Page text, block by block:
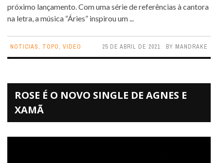
próximo lançamento. Com uma série de referências à cantora
na letra, a música “Áries” inspirou um ...
NOTICIAS, TOPO, VIDEO 25 DE ABRIL DE 2021 BY MANDRAKE
ROSE É O NOVO SINGLE DE AGNES E
XAMÃ